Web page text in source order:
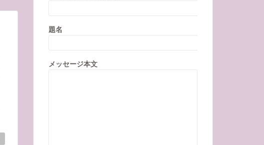
題名
メッセージ本文